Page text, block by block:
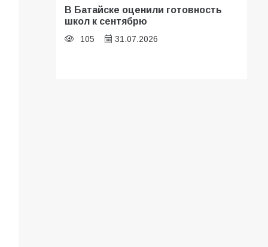
В Батайске оценили готовность
школ к сентябрю
105 31.07.2026